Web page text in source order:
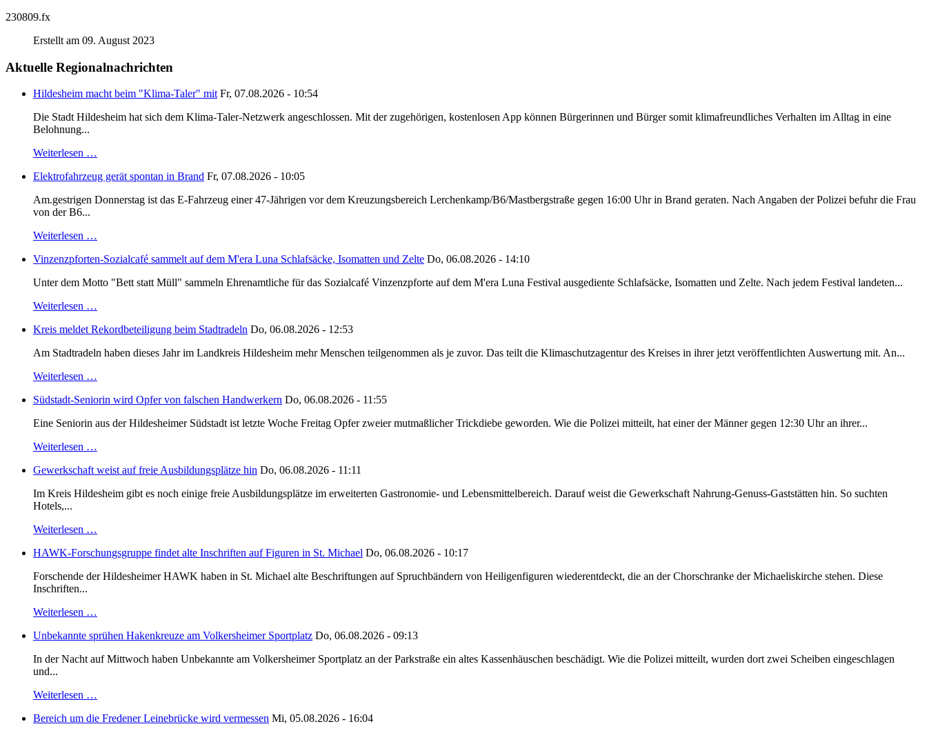
230809.fx
Erstellt am 09. August 2023
Aktuelle Regionalnachrichten
Hildesheim macht beim "Klima-Taler" mit Fr, 07.08.2026 - 10:54
Die Stadt Hildesheim hat sich dem Klima-Taler-Netzwerk angeschlossen. Mit der zugehörigen, kostenlosen App können Bürgerinnen und Bürger somit klimafreundliches Verhalten im Alltag in eine
Belohnung...
Weiterlesen …
Elektrofahrzeug gerät spontan in Brand Fr, 07.08.2026 - 10:05
Am.gestrigen Donnerstag ist das E-Fahrzeug einer 47-Jährigen vor dem Kreuzungsbereich Lerchenkamp/B6/Mastbergstraße gegen 16:00 Uhr in Brand geraten. Nach Angaben der Polizei befuhr die Frau
von der B6...
Weiterlesen …
Vinzenzpforten-Sozialcafé sammelt auf dem M'era Luna Schlafsäcke, Isomatten und Zelte Do, 06.08.2026 - 14:10
Unter dem Motto "Bett statt Müll" sammeln Ehrenamtliche für das Sozialcafé Vinzenzpforte auf dem M'era Luna Festival ausgediente Schlafsäcke, Isomatten und Zelte. Nach jedem Festival landeten...
Weiterlesen …
Kreis meldet Rekordbeteiligung beim Stadtradeln Do, 06.08.2026 - 12:53
Am Stadtradeln haben dieses Jahr im Landkreis Hildesheim mehr Menschen teilgenommen als je zuvor. Das teilt die Klimaschutzagentur des Kreises in ihrer jetzt veröffentlichten Auswertung mit. An...
Weiterlesen …
Südstadt-Seniorin wird Opfer von falschen Handwerkern Do, 06.08.2026 - 11:55
Eine Seniorin aus der Hildesheimer Südstadt ist letzte Woche Freitag Opfer zweier mutmaßlicher Trickdiebe geworden. Wie die Polizei mitteilt, hat einer der Männer gegen 12:30 Uhr an ihrer...
Weiterlesen …
Gewerkschaft weist auf freie Ausbildungsplätze hin Do, 06.08.2026 - 11:11
Im Kreis Hildesheim gibt es noch einige freie Ausbildungsplätze im erweiterten Gastronomie- und Lebensmittelbereich. Darauf weist die Gewerkschaft Nahrung-Genuss-Gaststätten hin. So suchten
Hotels,...
Weiterlesen …
HAWK-Forschungsgruppe findet alte Inschriften auf Figuren in St. Michael Do, 06.08.2026 - 10:17
Forschende der Hildesheimer HAWK haben in St. Michael alte Beschriftungen auf Spruchbändern von Heiligenfiguren wiederentdeckt, die an der Chorschranke der Michaeliskirche stehen. Diese
Inschriften...
Weiterlesen …
Unbekannte sprühen Hakenkreuze am Volkersheimer Sportplatz Do, 06.08.2026 - 09:13
In der Nacht auf Mittwoch haben Unbekannte am Volkersheimer Sportplatz an der Parkstraße ein altes Kassenhäuschen beschädigt. Wie die Polizei mitteilt, wurden dort zwei Scheiben eingeschlagen
und...
Weiterlesen …
Bereich um die Fredener Leinebrücke wird vermessen Mi, 05.08.2026 - 16:04